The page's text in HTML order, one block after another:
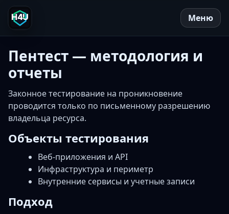
Перейти к содержимому
Меню
Услуги
Контакты
обо мне
СМИ
Пентест — методология и
отчеты
Законное тестирование на проникновение
проводится только по письменному разрешению
владельца ресурса.
Объекты тестирования
Веб-приложения и API
Инфраструктура и периметр
Внутренние сервисы и учетные записи
Подход